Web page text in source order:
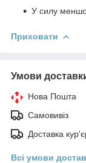
У силу
Приховати
Умови
Нова Пошта
Самовивіз
Доставка
Всі умови